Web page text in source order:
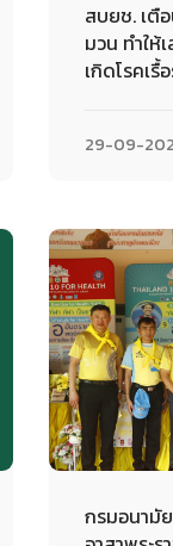
สบยช. เตื
มวน ทำให้
เกิดโรคเรื้
29-09-
กรมอนามั